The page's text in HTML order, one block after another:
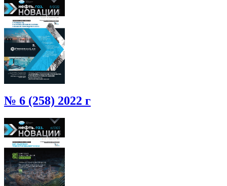
№ 6 (258) 2022 г